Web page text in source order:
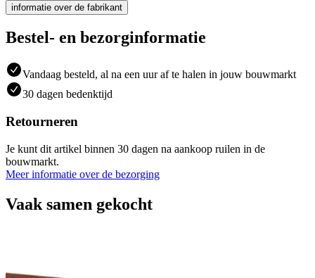
informatie over de fabrikant
Bestel- en bezorginformatie
Vandaag besteld, al na een uur af te halen in jouw bouwmarkt
30 dagen bedenktijd
Retourneren
Je kunt dit artikel binnen 30 dagen na aankoop ruilen in de
bouwmarkt.
Meer informatie over de bezorging
Vaak samen gekocht